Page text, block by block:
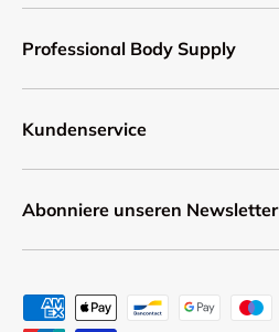
Professional Body Supply
Kundenservice
Abonniere unseren Newsletter
Zahlungsmethoden